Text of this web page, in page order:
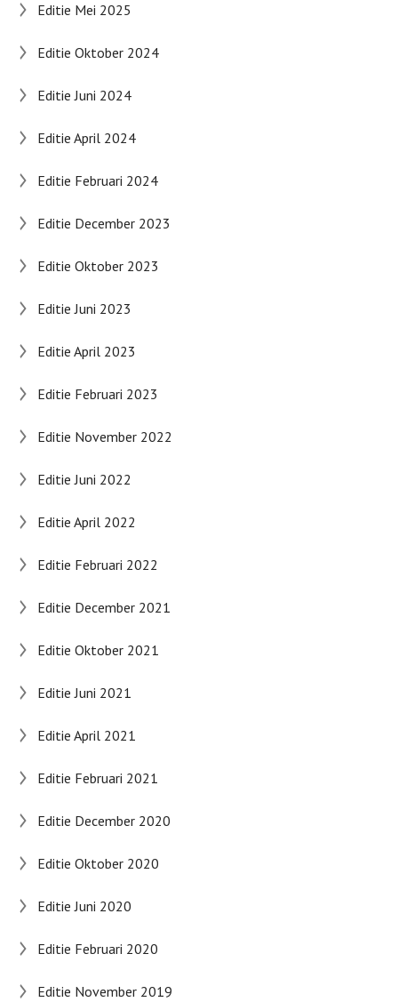
Editie Mei 2025
Editie Oktober 2024
Editie Juni 2024
Editie April 2024
Editie Februari 2024
Editie December 2023
Editie Oktober 2023
Editie Juni 2023
Editie April 2023
Editie Februari 2023
Editie November 2022
Editie Juni 2022
Editie April 2022
Editie Februari 2022
Editie December 2021
Editie Oktober 2021
Editie Juni 2021
Editie April 2021
Editie Februari 2021
Editie December 2020
Editie Oktober 2020
Editie Juni 2020
Editie Februari 2020
Editie November 2019